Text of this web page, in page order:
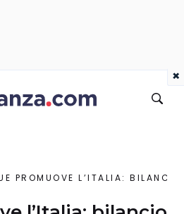
PROMUOVE L’ITALIA:
×